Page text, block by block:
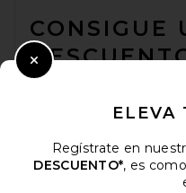
CONSIGUE
electrónico. Puede retirarse
Email Address
ELEVA
Regístrate en
DESCUENTO*, es
Close Modal